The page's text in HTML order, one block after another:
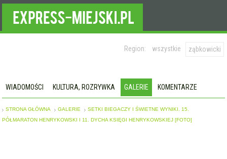
Region: wszystkie ząbkowicki
WIADOMOŚCI KULTURA, ROZRYWKA GALERIE KOMENTARZE
STRONA GŁÓWNA GALERIE
SETKI BIEGACZY I ŚWIETNE WYNIKI. 15.
PÓŁMARATON HENRYKOWSKI I 11. DYCHA KSIĘGI HENRYKOWSKIEJ [FOTO]